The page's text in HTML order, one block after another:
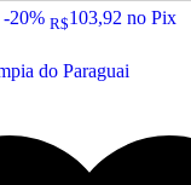
-20% R$103,92 no Pix